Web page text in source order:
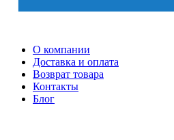
О компании
Доставка и оплата
Возврат товара
Контакты
Блог